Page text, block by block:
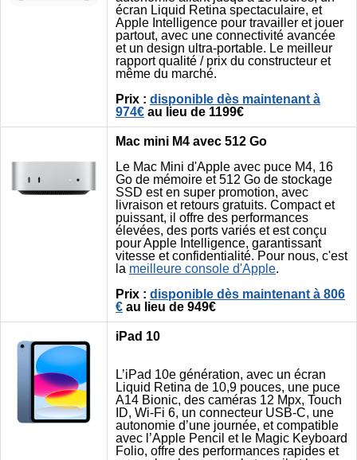
écran Liquid Retina spectaculaire, et
Apple Intelligence pour travailler et jouer
partout, avec une connectivité avancée
et un design ultra-portable. Le meilleur
rapport qualité / prix du constructeur et
même du marché.
Prix : disponible dès maintenant à
974€ au lieu de 1199€
Mac mini M4 avec 512 Go
Le Mac Mini d'Apple avec puce M4, 16
Go de mémoire et 512 Go de stockage
SSD est en super promotion, avec
livraison et retours gratuits. Compact et
puissant, il offre des performances
élevées, des ports variés et est conçu
pour Apple Intelligence, garantissant
vitesse et confidentialité. Pour nous, c'est
la meilleure console d'Apple.
Prix : disponible dès maintenant à 806
€ au lieu de 949€
iPad 10
L’iPad 10e génération, avec un écran
Liquid Retina de 10,9 pouces, une puce
A14 Bionic, des caméras 12 Mpx, Touch
ID, Wi-Fi 6, un connecteur USB-C, une
autonomie d’une journée, et compatible
avec l’Apple Pencil et le Magic Keyboard
Folio, offre des performances rapides et